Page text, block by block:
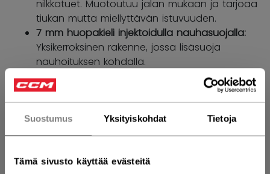
Suostumus Yksityiskohdat Tietoja
Tämä sivusto käyttää evästeitä
nilkkatuet. Muotoutuu jalan mukaan ja tarjoaa
tiukan mutta miellyttävän istuvuuden.
7 mm huopakieli injektoidulla nauhasuojalla:
Yksikerroksinen rakenne, jossa lisäsuoja
nauhoituksen kohdalla.
KOKO KOKOTAULUKKO
not.available
not.available
not.available